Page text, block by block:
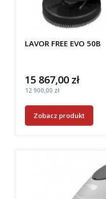
LAVOR FREE EVO 50B
Cena
15 867,00 zł
Cena
12 900,00 zł
Zobacz produkt